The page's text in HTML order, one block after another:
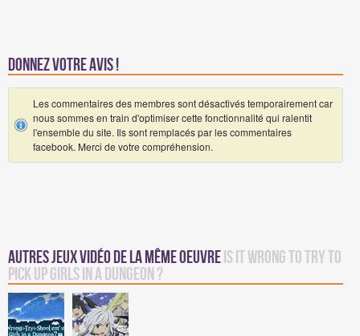
Donnez votre avis !
Les commentaires des membres sont désactivés temporairement car
nous sommes en train d'optimiser cette fonctionnalité qui ralentit
l'ensemble du site. Ils sont remplacés par les commentaires
facebook. Merci de votre compréhension.
Autres jeux vidéo de la même oeuvre Is It Wrong to Try to
Pick Up Girls in a Dungeon ?